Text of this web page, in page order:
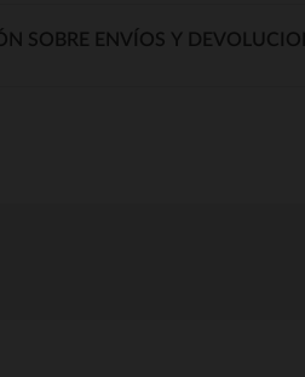
SOBRE ENVÍOS Y